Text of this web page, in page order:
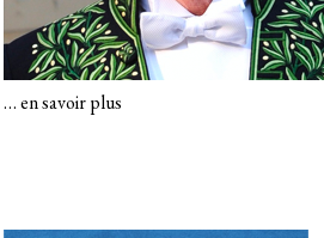
…en savoir plus